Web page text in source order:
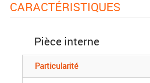
CARACTÉRISTIQUES
Pièce interne
Particularité